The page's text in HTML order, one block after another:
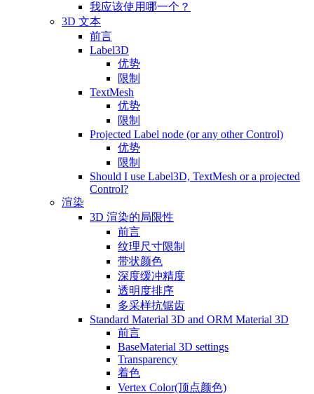
我应该使用哪一个？
3D 文本
前言
Label3D
优势
限制
TextMesh
优势
限制
Projected Label node (or any other Control)
优势
限制
Should I use Label3D, TextMesh or a projected
Control?
渲染
3D 渲染的局限性
前言
纹理尺寸限制
带状颜色
深度缓冲精度
透明度排序
多采样抗锯齿
Standard Material 3D and ORM Material 3D
前言
BaseMaterial 3D settings
Transparency
着色
Vertex Color(顶点颜色)